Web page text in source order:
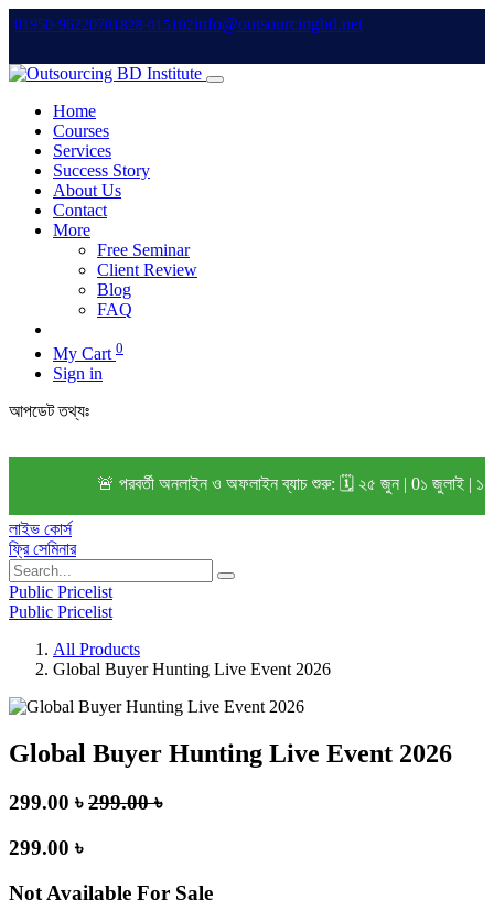
01950-96220701828-015102info@outsourcingbd.net
Home
Courses
Services
Success Story
About Us
Contact
More
Free Seminar
Client Review
Blog
FAQ
My Cart 0
Sign in
আপডেট তথ্যঃ
🚨 পরবর্তী অনলাইন ও অফলাইন ব্যাচ শুরু: 🗓️ ২৫ জুন | 0১ জুলাই | ১৫
লাইভ কোর্স
ফ্রি সেমিনার
Public Pricelist
Public Pricelist
All Products
Global Buyer Hunting Live Event 2026
Global Buyer Hunting Live Event 2026
299.00 ৳ 299.00৳
299.00 ৳
Not Available For Sale